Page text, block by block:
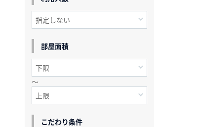
部屋面積
～
こだわり条件